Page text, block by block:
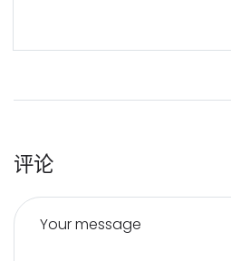
评论
Your message